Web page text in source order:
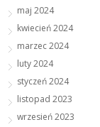
maj 2024
kwiecień 2024
marzec 2024
luty 2024
styczeń 2024
listopad 2023
wrzesień 2023